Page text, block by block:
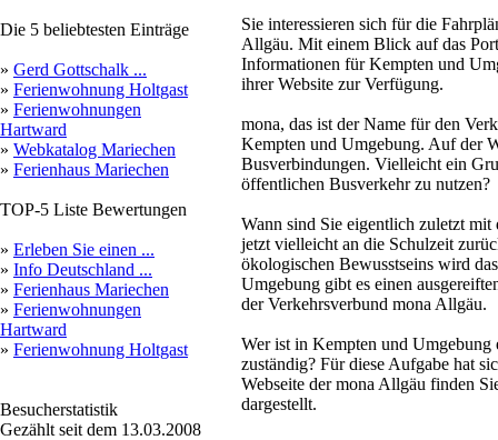
Die 5 beliebtesten Einträge
» Gerd Gottschalk ...
» Ferienwohnung Holtgast
» Ferienwohnungen
Hartward
» Webkatalog Mariechen
» Ferienhaus Mariechen
TOP-5 Liste Bewertungen
» Erleben Sie einen ...
» Info Deutschland ...
» Ferienhaus Mariechen
» Ferienwohnungen
Hartward
» Ferienwohnung Holtgast
Besucherstatistik
Gezählt seit dem 13.03.2008
Sie interessieren sich für die
Allgäu. Mit einem Blick auf das
Informationen für Kempten und
ihrer Website zur Verfügung.
mona, das ist der Name für den
Kempten und Umgebung. Auf der
Busverbindungen. Vielleicht ein
öffentlichen Busverkehr zu nutzen?
Wann sind Sie eigentlich zuletzt
jetzt vielleicht an die Schulzeit
ökologischen Bewusstseins wird
Umgebung gibt es einen
der Verkehrsverbund mona Allgäu.
Wer ist in Kempten und
zuständig? Für diese Aufgabe hat
Webseite der mona Allgäu finden
dargestellt.